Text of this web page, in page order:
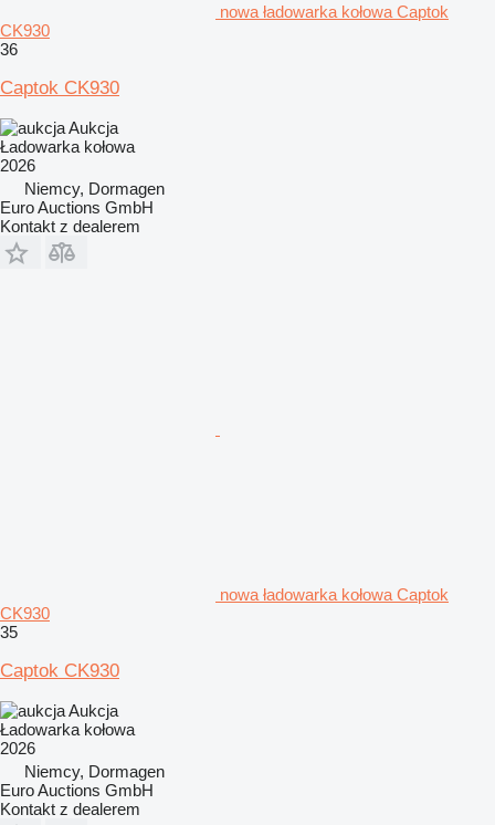
nowa ładowarka kołowa Captok
CK930
36
Captok CK930
Aukcja
Ładowarka kołowa
2026
Niemcy, Dormagen
Euro Auctions GmbH
Kontakt z dealerem
nowa ładowarka kołowa Captok
CK930
35
Captok CK930
Aukcja
Ładowarka kołowa
2026
Niemcy, Dormagen
Euro Auctions GmbH
Kontakt z dealerem